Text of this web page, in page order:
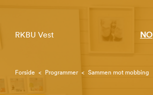
RKBU Vest NO
Forside < Programmer < Sammen mot mobbing